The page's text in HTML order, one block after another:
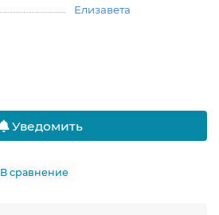
Елизавета
Уведомить
В сравнение